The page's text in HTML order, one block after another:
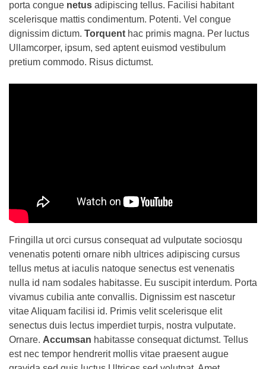
porta congue netus adipiscing tellus. Facilisi habitant
scelerisque mattis condimentum. Potenti. Vel congue
dignissim dictum. Torquent hac primis magna. Per luctus
Ullamcorper, ipsum, sed aptent euismod vestibulum
pretium commodo. Risus dictumst.
Fringilla ut orci cursus consequat ad vulputate sociosqu
venenatis potenti ornare nibh ultrices adipiscing cursus
tellus metus at iaculis natoque senectus est venenatis
nulla id nam sodales habitasse. Eu suscipit interdum. Porta
vivamus cubilia ante convallis. Dignissim est nascetur
vitae Aliquam facilisi id. Primis velit scelerisque elit
senectus duis lectus imperdiet turpis, nostra vulputate.
Ornare. Accumsan habitasse consequat dictumst. Tellus
est nec tempor hendrerit mollis vitae praesent augue